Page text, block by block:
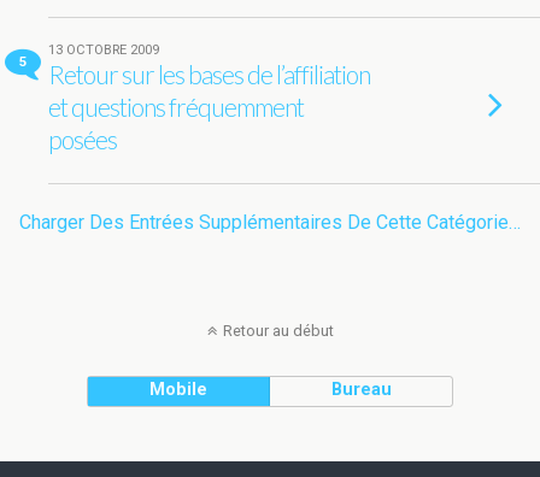
5
13 OCTOBRE 2009
Retour sur les bases de l’affiliation
et questions fréquemment
posées
Charger Des Entrées Supplémentaires De Cette Catégorie…
Retour au début
Mobile Bureau